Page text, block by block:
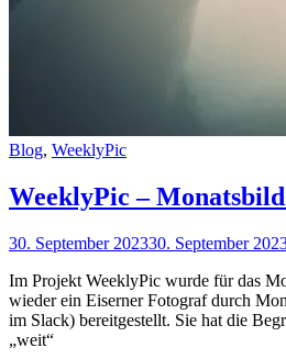
Cat
Blog, WeeklyPic
WeeklyPic –
30. September 202330. September
Im Projekt WeeklyPic wurde für das
wieder ein Eiserner Fotograf durch
im Slack) bereitgestellt. Sie hat die
„weit“